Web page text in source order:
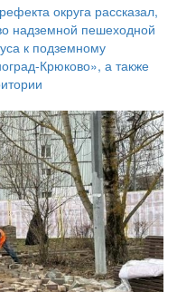
округа рассказал,
надземной пешеходной
к подземному
Крюково», а также